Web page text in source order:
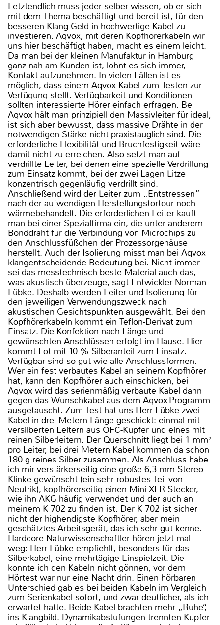
Letztendlich muss jeder selber wissen, ob er sich
mit dem Thema beschäftigt und bereit ist, für den
besseren Klang Geld in hochwertige Kabel zu
investieren. Aqvox, mit deren Kopfhörerkabeln wir
uns hier beschäftigt haben, macht es einem leicht.
Da man bei der kleinen Manufaktur in Hamburg
ganz nah am Kunden ist, lohnt es sich immer,
Kontakt aufzunehmen. In vielen Fällen ist es
möglich, dass einem Aqvox Kabel zum Testen zur
Verfügung stellt. Verfügbarkeit und Konditionen
sollten interessierte Hörer einfach erfragen. Bei
Aqvox hält man prinzipiell den Massivleiter für ideal,
ist sich aber bewusst, dass massive Drähte in der
notwendigen Stärke nicht praxistauglich sind. Die
erforderliche Flexibilität und Bruchfestigkeit wäre
damit nicht zu erreichen. Also setzt man auf
verdrillte Leiter, bei denen eine spezielle Verdrillung
zum Einsatz kommt, bei der zwei Lagen Litze
konzentrisch gegenläufig verdrillt sind.
Anschließend wird der Leiter zum „Entstressen“
nach der aufwendigen Herstellungstortour noch
wärmebehandelt. Die erforderlichen Leiter kauft
man bei einer Spezialfirma ein, die unter anderem
Bonddraht für die Verbindung von Microchips zu
den Anschlussfüßchen der Prozessorgehäuse
herstellt. Auch der Isolierung misst man bei Aqvox
klangentscheidende Bedeutung bei. Nicht immer
sei das messtechnisch beste Material auch das,
was akustisch überzeuge, sagt Entwickler Norman
Lübke. Deshalb werden Leiter und Isolierung für
den jeweiligen Verwendungszweck nach
akustischen Gesichtspunkten ausgewählt. Bei den
Kopfhörerkabeln kommt ein Teflon-Derivat zum
Einsatz. Die Konfektion nach Länge und
gewünschten Anschlüssen erfolgt im Hause. Hier
kommt Lot mit 10 % Silberanteil zum Einsatz.
Verfügbar sind so gut wie alle Anschlussformen.
Wer ein fest verbautes Kabel an seinem Kopfhörer
hat, kann den Kopfhörer auch einschicken, bei
Aqvox wird das serienmäßig verbaute Kabel dann
gegen das Wunschkabel aus dem Aqvox-Programm
ausgetauscht. Zum Test hat uns Herr Lübke zwei
Kabel in drei Metern Länge geschickt: einmal mit
versilberten Leitern aus OFC-Kupfer und eines mit
reinen Silberleitern. Der Querschnitt liegt bei 1 mm²
pro Leiter, bei drei Metern Kabel kommen da schon
180 g reines Silber zusammen. Als Anschluss habe
ich mir verstärkerseitig eine große 6,3-mm-Stereo-
Klinke gewünscht (ein sehr robustes Teil von
Neutrik), kopfhörerseitig einen Mini-XLR-Stecker,
wie ihn AKG häufig verwendet und der auch an
meinem K 702 zu finden ist. Der K 702 ist sicher
nicht der highendigste Kopfhörer, aber mein
geschätztes Arbeitsgerät, das ich sehr gut kenne.
Hardcore-Naturwissenschaftler hören jetzt mal
weg: Herr Lübke empfiehlt, besonders für das
Silberkabel, eine mehrtägige Einspielzeit. Die
konnte ich den Kabeln nicht gönnen, vor dem
Hörtest war nur eine Nacht drin. Einen hörbaren
Unterschied gab es bei beiden Kabeln im Vergleich
zum Serienkabel sofort, und zwar deutlicher, als ich
erwartet hatte. Beide Kabel brachten mehr „Ruhe“,
ins Klangbild. Dynamikabstufungen trennten Kupfer-